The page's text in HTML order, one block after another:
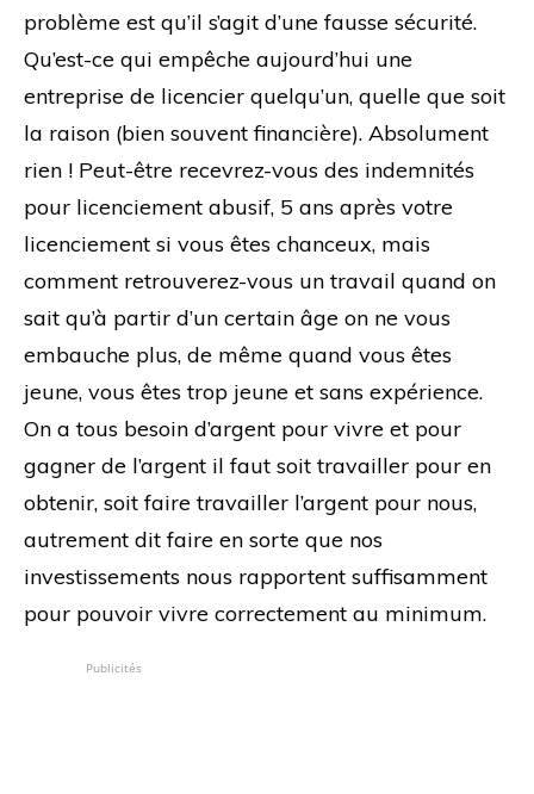
problème est qu’il s’agit d’une fausse sécurité.
Qu’est-ce qui empêche aujourd’hui une
entreprise de licencier quelqu’un, quelle que soit
la raison (bien souvent financière). Absolument
rien ! Peut-être recevrez-vous des indemnités
pour licenciement abusif, 5 ans après votre
licenciement si vous êtes chanceux, mais
comment retrouverez-vous un travail quand on
sait qu’à partir d’un certain âge on ne vous
embauche plus, de même quand vous êtes
jeune, vous êtes trop jeune et sans expérience.
On a tous besoin d’argent pour vivre et pour
gagner de l’argent il faut soit travailler pour en
obtenir, soit faire travailler l’argent pour nous,
autrement dit faire en sorte que nos
investissements nous rapportent suffisamment
pour pouvoir vivre correctement au minimum.
Publicités